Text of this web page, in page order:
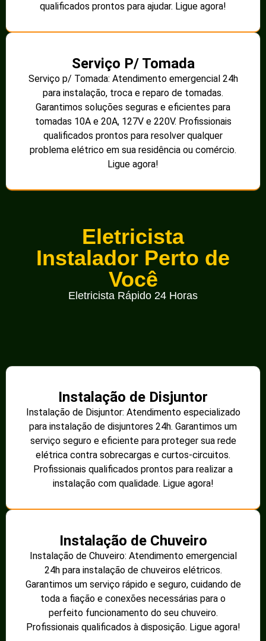
qualificados prontos para ajudar. Ligue agora!
Serviço P/ Tomada
Serviço p/ Tomada: Atendimento emergencial 24h
para instalação, troca e reparo de tomadas.
Garantimos soluções seguras e eficientes para
tomadas 10A e 20A, 127V e 220V. Profissionais
qualificados prontos para resolver qualquer
problema elétrico em sua residência ou comércio.
Ligue agora!
Eletricista
Instalador Perto de
Você
Eletricista Rápido 24 Horas
Instalação de Disjuntor
Instalação de Disjuntor: Atendimento especializado
para instalação de disjuntores 24h. Garantimos um
serviço seguro e eficiente para proteger sua rede
elétrica contra sobrecargas e curtos-circuitos.
Profissionais qualificados prontos para realizar a
instalação com qualidade. Ligue agora!
Instalação de Chuveiro
Instalação de Chuveiro: Atendimento emergencial
24h para instalação de chuveiros elétricos.
Garantimos um serviço rápido e seguro, cuidando de
toda a fiação e conexões necessárias para o
perfeito funcionamento do seu chuveiro.
Profissionais qualificados à disposição. Ligue agora!